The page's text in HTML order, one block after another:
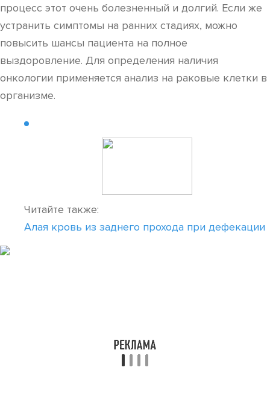
процесс этот очень болезненный и долгий. Если же
устранить симптомы на ранних стадиях, можно
повысить шансы пациента на полное
выздоровление. Для определения наличия
онкологии применяется анализ на раковые клетки в
организме.
Читайте также:
Алая кровь из заднего прохода при дефекации